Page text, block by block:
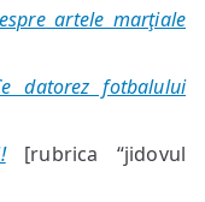
artele marţiale
datorez fotbalului
[rubrica “jidovul